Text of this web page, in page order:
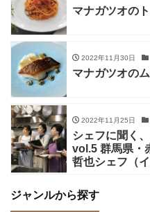
マナガツオの
2022年11月30日
マナガツオの
2022年11月25日
シェフに聞く
vol.5 群馬県・
哲也シェフ（
ジャンルから探す